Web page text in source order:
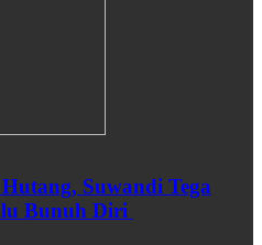
Suwandi Tega
Bunuh Diri